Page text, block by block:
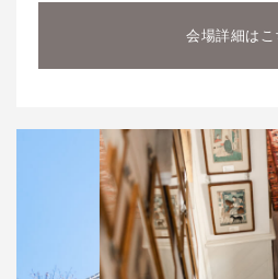
会場詳細はこ